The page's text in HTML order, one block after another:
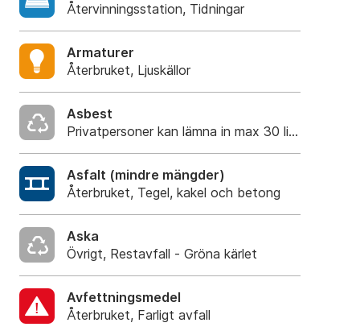
Återvinningsstation, Tidningar
Armaturer
Återbruket, Ljuskällor
Asbest
Privatpersoner kan lämna in max 30 liter utan
Asfalt (mindre mängder)
Återbruket, Tegel, kakel och betong
Aska
Övrigt, Restavfall - Gröna kärlet
Avfettningsmedel
Återbruket, Farligt avfall